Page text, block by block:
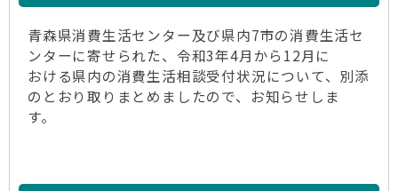
青森県消費生活センター及び県内7市の消費生活セ
ンターに寄せられた、令和3年4月から12月に
おける県内の消費生活相談受付状況について、別添
のとおり取りまとめましたので、お知らせしま
す。